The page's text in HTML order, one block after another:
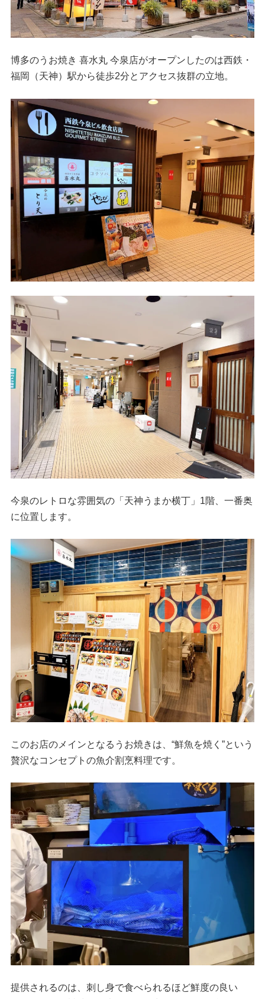
博多のうお焼き 喜水丸 今泉店がオープンしたのは西鉄・
福岡（天神）駅から徒歩2分とアクセス抜群の立地。
今泉のレトロな雰囲気の「天神うまか横丁」1階、一番奥
に位置します。
このお店のメインとなるうお焼きは、“鮮魚を焼く”という
贅沢なコンセプトの魚介割烹料理です。
提供されるのは、刺し身で食べられるほど鮮度の良い